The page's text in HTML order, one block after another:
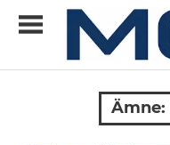
Allt
Ämne: